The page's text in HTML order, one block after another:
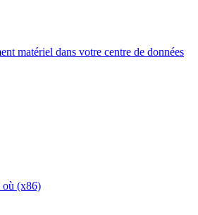
matériel dans votre centre de données
où (x86)